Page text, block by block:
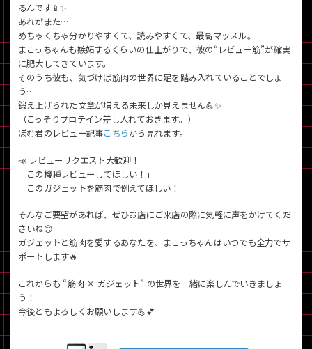
るんです📱✨
あれがまた…
めちゃくちゃ分かりやすくて、読みやすくて、最高マッスル。
まこっちゃんも嫉妬するくらいの仕上がりで、彼の“レビュー筋”が確実
に肥大してきています。
そのうち彼も、気づけば筋肉の世界に足を踏み入れていることでしょ
う…
鍛え上げられた文章が増える未来しか見えません💪✨
（こっそりプロテイン差し入れておきます。）
ぽむ君のレビュー記事こちらから見れます。
📣 レビューリクエスト大歓迎！
「この機種レビューしてほしい！」
「このガジェットを筋肉で例えてほしい！」
そんなご要望があれば、ぜひお店にご来店の際に気軽に声をかけてくだ
さいね😊
ガジェットと筋肉を愛するあなたを、まこっちゃんはいつでも全力でサ
ポートします🔥
これからも “筋肉 × ガジェット” の世界を一緒に楽しんでいきましょ
う！
今後ともよろしくお願いします💪💕